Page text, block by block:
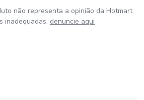
não representa a opinião da Hotmart.
inadequadas, denuncie aqui